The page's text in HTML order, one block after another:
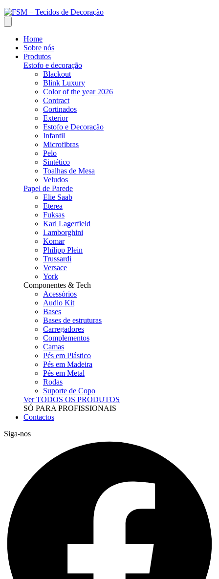
Home
Sobre nós
Produtos
Estofo e decoração
Blackout
Blink Luxury
Color of the year 2026
Contract
Cortinados
Exterior
Estofo e Decoração
Infantil
Microfibras
Pelo
Sintético
Toalhas de Mesa
Veludos
Papel de Parede
Elie Saab
Eterea
Fuksas
Karl Lagerfield
Lamborghini
Komar
Philipp Plein
Trussardi
Versace
York
Componentes & Tech
Acessórios
Audio Kit
Bases
Bases de estruturas
Carregadores
Complementos
Camas
Pés em Plástico
Pés em Madeira
Pés em Metal
Rodas
Suporte de Copo
Ver TODOS OS PRODUTOS
SÓ PARA PROFISSIONAIS
Contactos
Siga-nos